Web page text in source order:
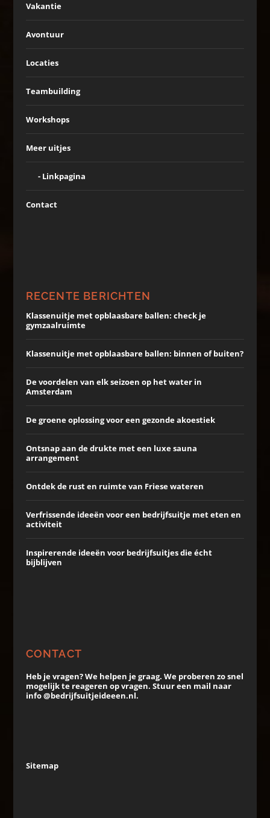
Vakantie
Avontuur
Locaties
Teambuilding
Workshops
Meer uitjes
Linkpagina
Contact
RECENTE BERICHTEN
Klassenuitje met opblaasbare ballen: check je
gymzaalruimte
Klassenuitje met opblaasbare ballen: binnen of buiten?
De voordelen van elk seizoen op het water in
Amsterdam
De groene oplossing voor een gezonde akoestiek
Ontsnap aan de drukte met een luxe sauna
arrangement
Ontdek de rust en ruimte van Friese wateren
Verfrissende ideeën voor een bedrijfsuitje met eten en
activiteit
Inspirerende ideeën voor bedrijfsuitjes die écht
bijblijven
CONTACT
Heb je vragen? We helpen je graag. We proberen zo snel
mogelijk te reageren op vragen. Stuur een mail naar
info @bedrijfsuitjeideeen.nl.
Sitemap